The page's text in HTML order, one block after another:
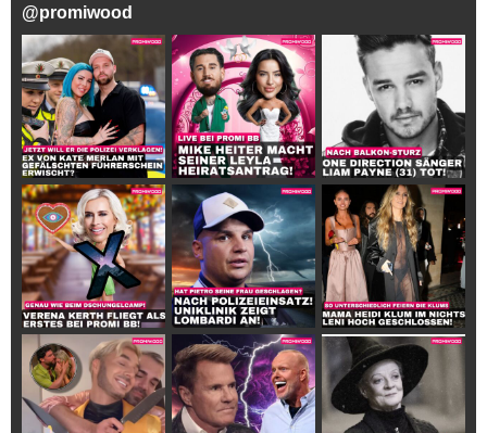
@promiwood